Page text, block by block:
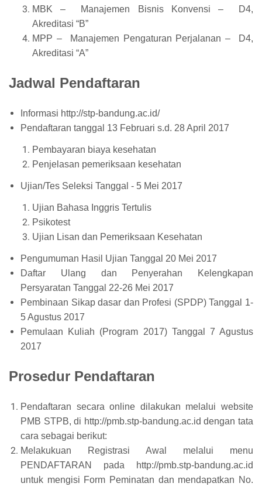
MBK – Manajemen Bisnis Konvensi – D4,
Akreditasi “B”
MPP – Manajemen Pengaturan Perjalanan – D4,
Akreditasi “A”
Jadwal Pendaftaran
Informasi http://stp-bandung.ac.id/
Pendaftaran tanggal 13 Februari s.d. 28 April 2017
Pembayaran biaya kesehatan
Penjelasan pemeriksaan kesehatan
Ujian/Tes Seleksi Tanggal - 5 Mei 2017
Ujian Bahasa Inggris Tertulis
Psikotest
Ujian Lisan dan Pemeriksaan Kesehatan
Pengumuman Hasil Ujian Tanggal 20 Mei 2017
Daftar Ulang dan Penyerahan Kelengkapan
Persyaratan Tanggal 22-26 Mei 2017
Pembinaan Sikap dasar dan Profesi (SPDP) Tanggal 1-
5 Agustus 2017
Pemulaan Kuliah (Program 2017) Tanggal 7 Agustus
2017
Prosedur Pendaftaran
Pendaftaran secara online dilakukan melalui website
PMB STPB, di http://pmb.stp-bandung.ac.id dengan tata
cara sebagai berikut:
Melakukuan Registrasi Awal melalui menu
PENDAFTARAN pada http://pmb.stp-bandung.ac.id
untuk mengisi Form Peminatan dan mendapatkan No.